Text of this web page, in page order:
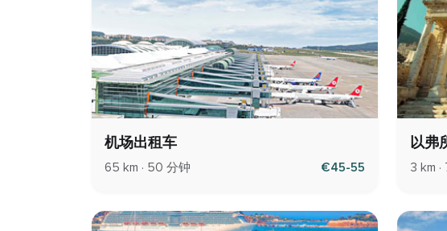
机场出租车
65 km · 50 分钟 €45-55
以弗
3 km